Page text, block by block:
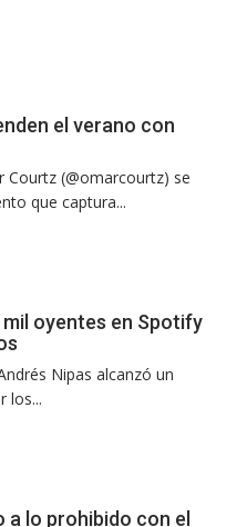
el verano con
Courtz (@omarcourtz) se
que captura...
oyentes en Spotify
Nipas alcanzó un
los...
a lo prohibido con el